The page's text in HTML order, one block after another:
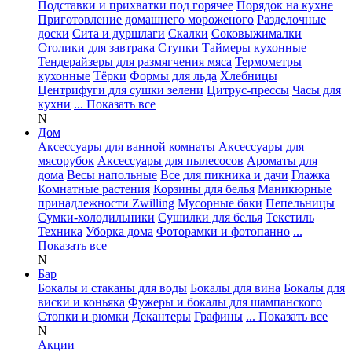
Подставки и прихватки под горячее Порядок на кухне
Приготовление домашнего мороженого Разделочные
доски Сита и дуршлаги Скалки Соковыжималки
Столики для завтрака Ступки Таймеры кухонные
Тендерайзеры для размягчения мяса Термометры
кухонные Тёрки Формы для льда Хлебницы
Центрифуги для сушки зелени Цитрус-прессы Часы для
кухни ... Показать все
N
Дом
Аксессуары для ванной комнаты Аксессуары для
мясорубок Аксессуары для пылесосов Ароматы для
дома Весы напольные Все для пикника и дачи Глажка
Комнатные растения Корзины для белья Маникюрные
принадлежности Zwilling Мусорные баки Пепельницы
Сумки-холодильники Сушилки для белья Текстиль
Техника Уборка дома Фоторамки и фотопанно ...
Показать все
N
Бар
Бокалы и стаканы для воды Бокалы для вина Бокалы для
виски и коньяка Фужеры и бокалы для шампанского
Стопки и рюмки Декантеры Графины ... Показать все
N
Акции